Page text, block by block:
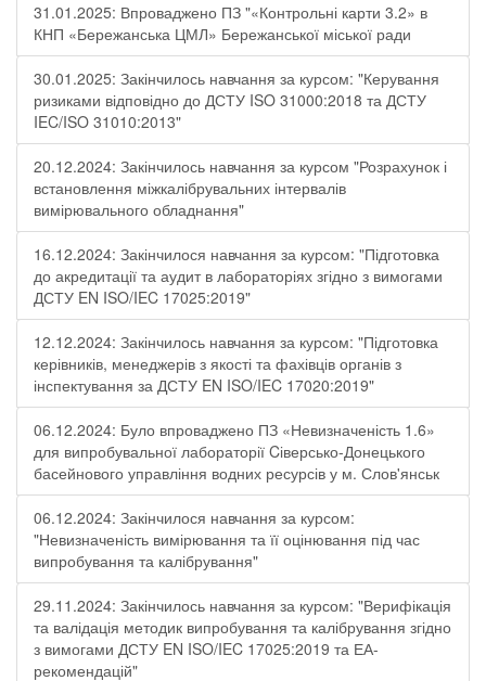
31.01.2025: Впроваджено ПЗ "«Контрольні карти 3.2» в
КНП «Бережанська ЦМЛ» Бережанської міської ради
30.01.2025: Закінчилось навчання за курсом: "Керування
ризиками відповідно до ДСТУ ISO 31000:2018 та ДСТУ
IEC/ISO 31010:2013"
20.12.2024: Закінчилось навчання за курсом "Розрахунок і
встановлення міжкалібрувальних інтервалів
вимірювального обладнання"
16.12.2024: Закінчилося навчання за курсом: "Підготовка
до акредитації та аудит в лабораторіях згідно з вимогами
ДСТУ EN ISO/IEC 17025:2019"
12.12.2024: Закінчилось навчання за курсом: "Підготовка
керівників, менеджерів з якості та фахівців органів з
інспектування за ДСТУ EN ISO/IEC 17020:2019"
06.12.2024: Було впроваджено ПЗ «Невизначеність 1.6»
для випробувальної лабораторії Cіверсько-Донецького
басейнового управління водних ресурсів у м. Слов'янськ
06.12.2024: Закінчилося навчання за курсом:
"Невизначеність вимірювання та її оцінювання під час
випробування та калібрування"
29.11.2024: Закінчилось навчання за курсом: "Верифікація
та валідація методик випробування та калібрування згідно
з вимогами ДСТУ EN ISO/IEC 17025:2019 та ЕА-
рекомендацій"